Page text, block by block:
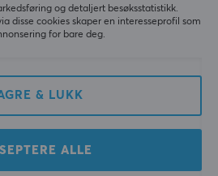
og detaljert besøksstatistikk.
disse cookies skaper en interesseprofil som
for bare deg.
& LUKK
ALLE